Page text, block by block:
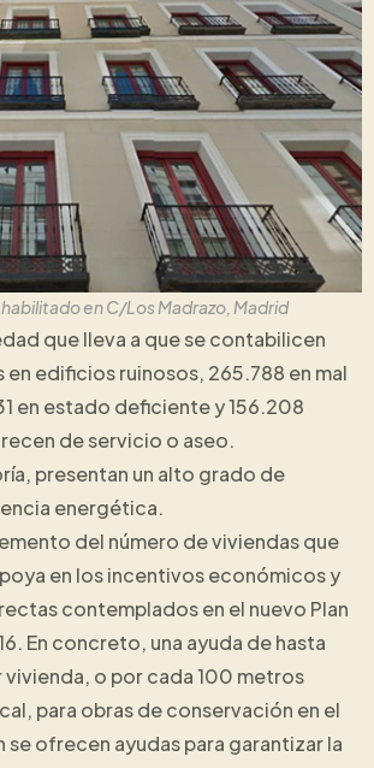
en C/Los Madrazo, Madrid
que lleva a que se contabilicen
en edificios ruinosos, 265.788 en mal
en estado deficiente y 156.208
de servicio o aseo.
presentan un alto grado de
energética.
del número de viviendas que
en los incentivos económicos y
contemplados en el nuevo Plan
En concreto, una ayuda de hasta
o por cada 100 metros
para obras de conservación en el
se ofrecen ayudas para garantizar la